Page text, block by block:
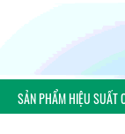
SẢN PHẨM HIỆU SUẤT